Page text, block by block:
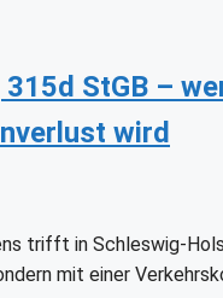
StGB –
wird
trifft in Schleswig-
mit einer